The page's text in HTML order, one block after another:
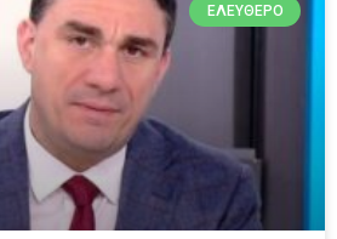
ΕΛΕΎΘΕΡΟ